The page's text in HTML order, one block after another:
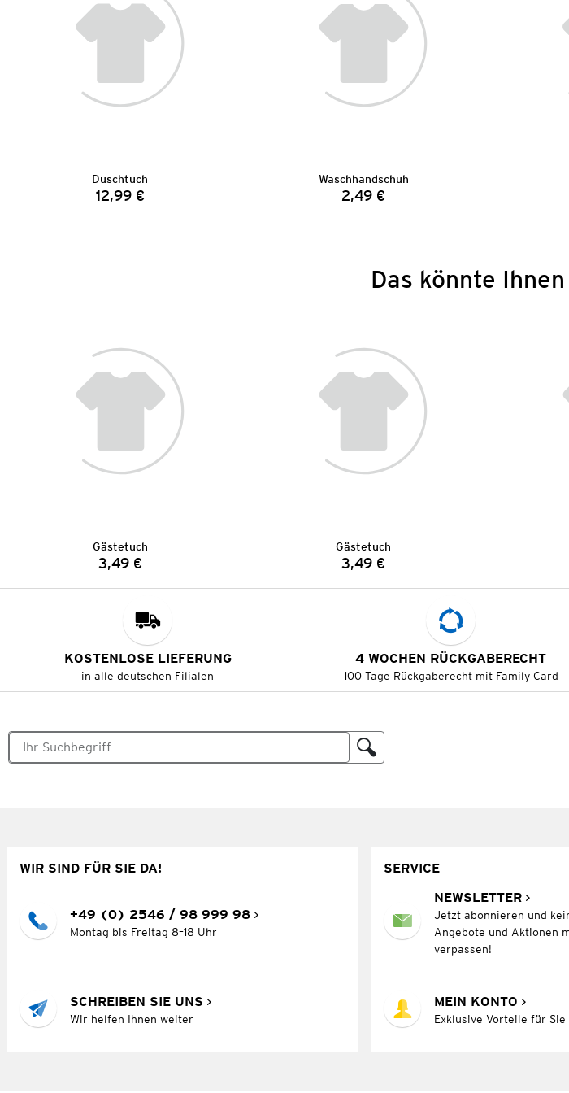
Duschtuch
Preis:
12,99 €
Waschhandschuh
Preis:
2,49 €
Das könnte
Gästetuch
Preis:
3,49 €
Gästetuch
Preis:
3,49 €
KOSTENLOSE LIEFERUNG
in alle deutschen Filialen
4 WOCHEN RÜCKGABERECHT
100 Tage Rückgaberecht mit Family Card
WIR SIND FÜR SIE DA!
+49 (0) 2546 / 98 999 98
Montag bis Freitag 8–18 Uhr
SCHREIBEN SIE UNS
Wir helfen Ihnen weiter
SERVICE
NEWSLETTER
Jetzt abonnieren und
Angebote und Aktionen
verpassen!
MEIN KONTO
Exklusive Vorteile für Sie